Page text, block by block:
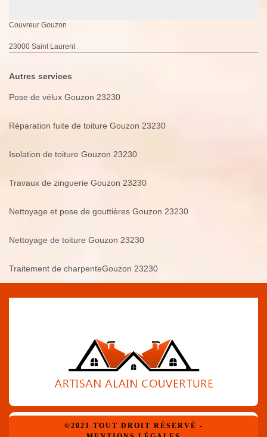
Couvreur Gouzon
23000 Saint Laurent
Autres services
Pose de vélux Gouzon 23230
Réparation fuite de toiture Gouzon 23230
Isolation de toiture Gouzon 23230
Travaux de zinguerie Gouzon 23230
Nettoyage et pose de gouttières Gouzon 23230
Nettoyage de toiture Gouzon 23230
Traitement de charpenteGouzon 23230
©2021 TOUT DROIT RÉSERVÉ -